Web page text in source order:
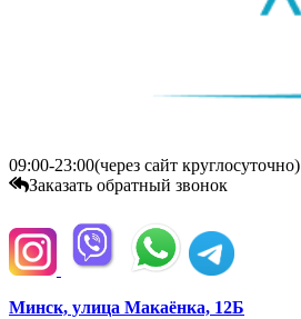
09:00-23:00(через сайт круглосуточно)
Заказать обратный звонок
Минск, улица Макаёнка, 12Б